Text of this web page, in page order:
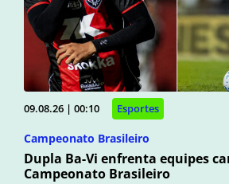
09.08.26 | 00:10 Esportes
Campeonato Brasileiro
Dupla Ba-Vi enfrenta equipes
Campeonato Brasileiro